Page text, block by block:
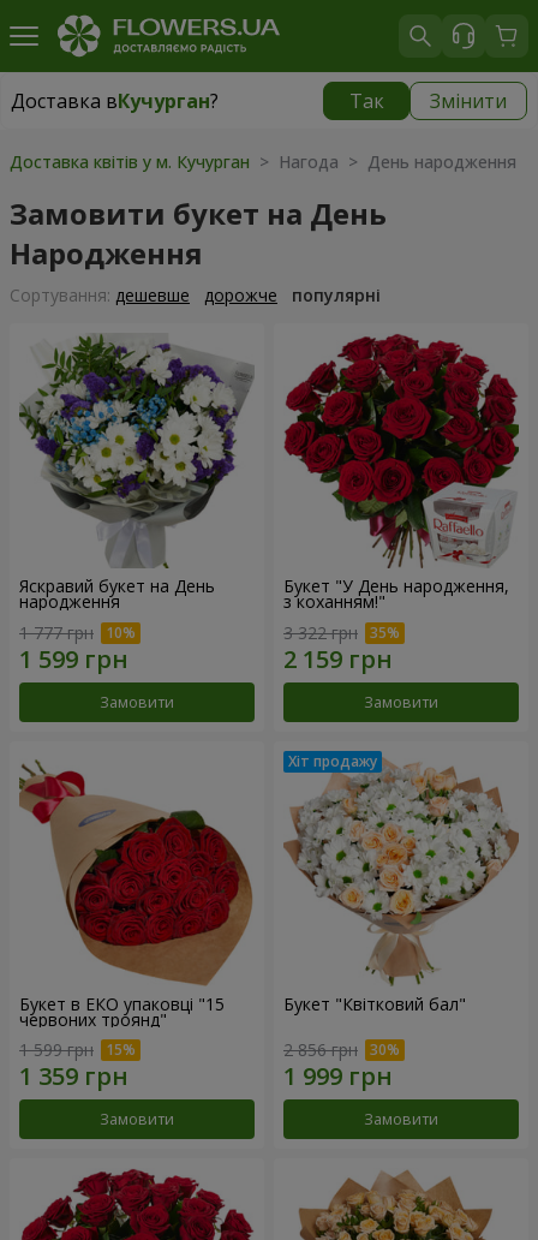
Доставка вКучурган? Так Змінити
Доставка вКучурган|
Доставка квітів у м. Кучурган > Нагода > День народження
Замовити букет на День
Народження
Сортування: дешевше дорожче популярні
Яскравий букет на День
народження
1 777 грн
Замовити
Букет "У День народження,
з коханням!"
3 322 грн
Замовити
Букет в ЕКО упаковці "15
червоних троянд"
1 599 грн
Замовити
Букет "Квітковий бал"
2 856 грн
Замовити